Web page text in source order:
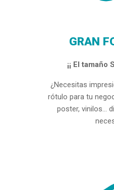
GRAN
¡¡ El tamaño
¿Necesitas
rótulo para tu
poster, vinilos...